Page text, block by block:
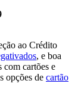
ao Crédito
, e boa
com cartões e
opções de cartão